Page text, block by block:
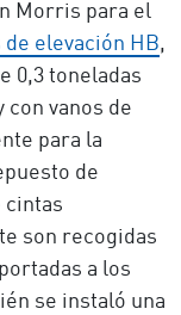
Morris para el
elevación HB,
0,3 toneladas
con vanos de
para la
de
cintas
son recogidas
a los
se instaló una